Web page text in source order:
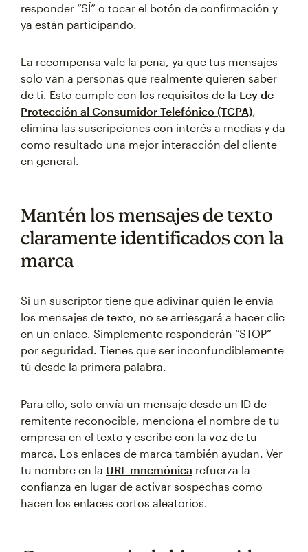
responder “SÍ” o tocar el botón de confirmación y
ya están participando.
La recompensa vale la pena, ya que tus mensajes
solo van a personas que realmente quieren saber
de ti. Esto cumple con los requisitos de la Ley de
Protección al Consumidor Telefónico (TCPA),
elimina las suscripciones con interés a medias y da
como resultado una mejor interacción del cliente
en general.
Mantén los mensajes de texto
claramente identificados con la
marca
Si un suscriptor tiene que adivinar quién le envía
los mensajes de texto, no se arriesgará a hacer clic
en un enlace. Simplemente responderán “STOP”
por seguridad. Tienes que ser inconfundiblemente
tú desde la primera palabra.
Para ello, solo envía un mensaje desde un ID de
remitente reconocible, menciona el nombre de tu
empresa en el texto y escribe con la voz de tu
marca. Los enlaces de marca también ayudan. Ver
tu nombre en la URL mnemónica refuerza la
confianza en lugar de activar sospechas como
hacen los enlaces cortos aleatorios.